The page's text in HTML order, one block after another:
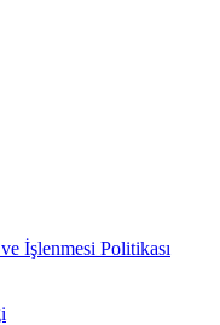
İşlenmesi Politikası